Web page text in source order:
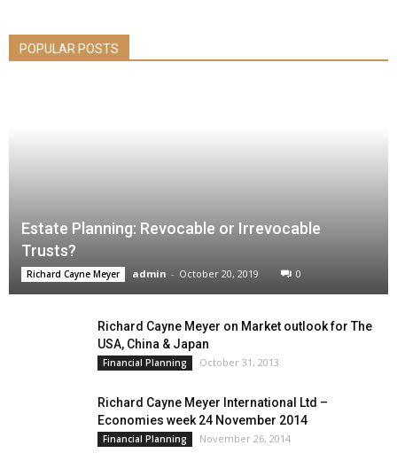
POPULAR POSTS
Estate Planning: Revocable or Irrevocable
Trusts?
Richard Cayne Meyer admin - October 20, 2019 0
Richard Cayne Meyer on Market outlook for The
USA, China & Japan
Financial Planning October 31, 2013
Richard Cayne Meyer International Ltd –
Economies week 24 November 2014
Financial Planning November 26, 2014